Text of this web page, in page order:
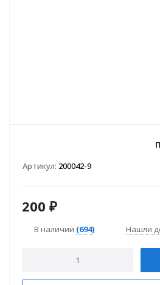
Артикул: 200042-9
200 ₽
В наличии (694) Нашли